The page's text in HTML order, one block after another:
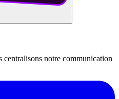
notre communication